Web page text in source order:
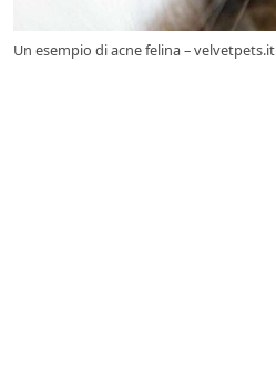
Un esempio di acne felina – velvetpets.it